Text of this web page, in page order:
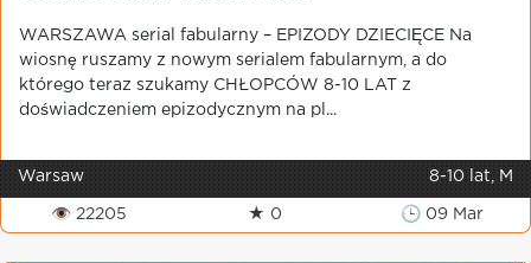
WARSZAWA serial fabularny – EPIZODY DZIECIĘCE Na
wiosnę ruszamy z nowym serialem fabularnym, a do
którego teraz szukamy CHŁOPCÓW 8-10 LAT z
doświadczeniem epizodycznym na pl...
Warsaw 8-10 lat, M
👁 22205 ★ 0 🕒 09 Mar